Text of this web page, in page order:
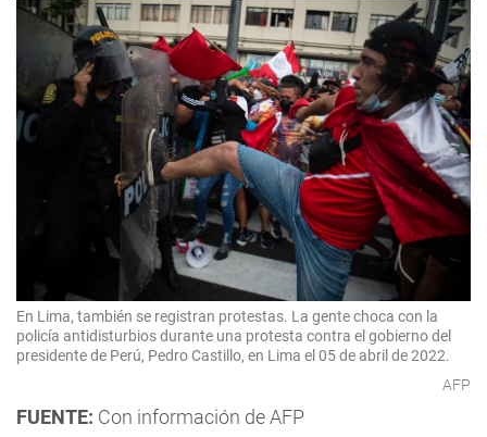
En Lima, también se registran protestas. La gente choca con la
policía antidisturbios durante una protesta contra el gobierno del
presidente de Perú, Pedro Castillo, en Lima el 05 de abril de 2022.
AFP
FUENTE: Con información de AFP